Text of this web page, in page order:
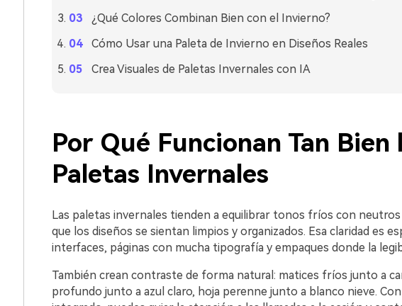
¿Qué Colores Combinan Bien con el Invierno?
Cómo Usar una Paleta de Invierno en Diseños Reales
Crea Visuales de Paletas Invernales con IA
Por Qué Funcionan Tan Bien
Paletas Invernales
Las paletas invernales tienden a equilibrar tonos fríos con
que los diseños se sientan limpios y organizados. Esa claridad es
interfaces, páginas con mucha tipografía y empaques donde la
También crean contraste de forma natural: matices fríos junto a
profundo junto a azul claro, hoja perenne junto a blanco nieve.